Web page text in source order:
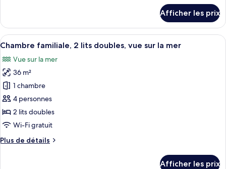
lits
doubles
Chambre
familiale,
2
doubles
Afficher les prix
Afficher
toutes
les
photos
pour
ce
type
de
chambre :
Chambre
Une chambre d’hôtel avec deux
8
Chambre familiale, 2 lits doubles, vue sur la mer
Vue sur la mer
36 m²
1 chambre
4 personnes
2 lits doubles
Wi-Fi gratuit
Plus de détails
Plus
Afficher les prix